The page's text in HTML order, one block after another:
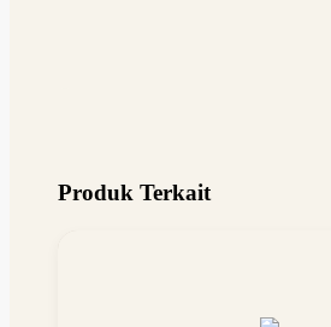
Produk Terkait